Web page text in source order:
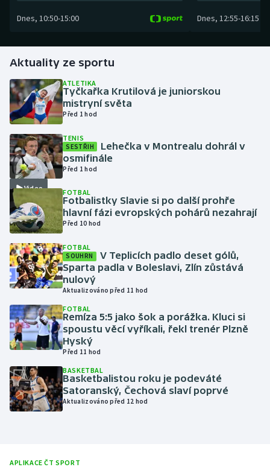
Futsal
Golf
Gymnastika
Házená
Jezdectví
Judo
Krasobruslení
Lezení
Lyže a snowboard
Moderní pětiboj
Motorsport
Olympijské hry
Parasport
Plavání
Dnes, 10:50-15:00 Dnes, 12:55-16:15
Aktuality ze sportu
ATLETIKA
Tyčkařka Krutilová je juniorskou
mistryní světa
Před 1 hod
Video
TENIS
SESTŘIH
Lehečka v Montrealu dohrál v
osmifinále
Před 1 hod
FOTBAL
Fotbalistky Slavie si po další prohře
hlavní fázi evropských pohárů nezahrají
Před 10 hod
FOTBAL
SOUHRN
V Teplicích padlo deset gólů,
Sparta padla v Boleslavi, Zlín zůstává
nulový
Aktualizováno před 11 hod
FOTBAL
Remíza 5:5 jako šok a porážka. Kluci si
spoustu věcí vyříkali, řekl trenér Plzně
Hyský
Před 11 hod
BASKETBAL
Basketbalistou roku je podeváté
Satoranský, Čechová slaví poprvé
Aktualizováno před 12 hod
APLIKACE ČT SPORT